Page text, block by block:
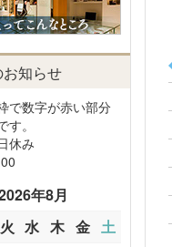
知らせ
で数字が赤い部分
。
休み
年8月
火 水 木 金 土